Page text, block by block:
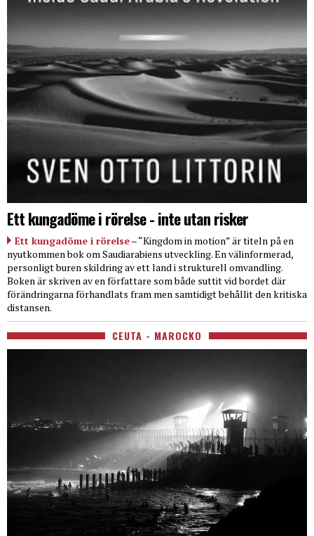
Ett kungadöme i rörelse - inte utan risker
Ett kungadöme i rörelse– “Kingdom in motion” är titeln på en
nyutkommen bok om Saudiarabiens utveckling. En välinformerad,
personligt buren skildring av ett land i strukturell omvandling.
Boken är skriven av en författare som både suttit vid bordet där
förändringarna förhandlats fram men samtidigt behållit den kritiska
distansen.
CEUTA - MAROCKO